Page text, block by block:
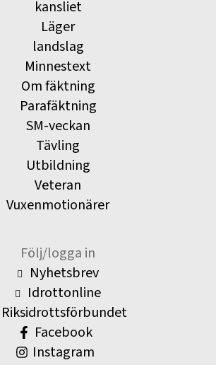
kansliet
Läger
landslag
Minnestext
Om fäktning
Parafäktning
SM-veckan
Tävling
Utbildning
Veteran
Vuxenmotionärer
Följ/logga in
Nyhetsbrev
Idrottonline
Riksidrottsförbundet
Facebook
Instagram